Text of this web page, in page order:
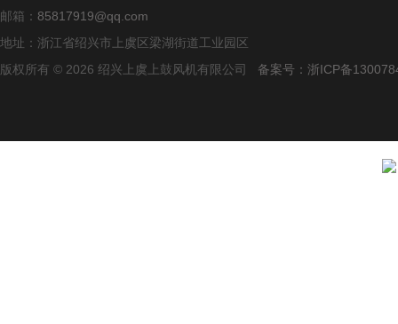
邮箱： 85817919@qq.com
地址：浙江省绍兴市上虞区梁湖街道工业园区
版权所有 © 2026 绍兴上虞上鼓风机有限公司 备案号：浙ICP备